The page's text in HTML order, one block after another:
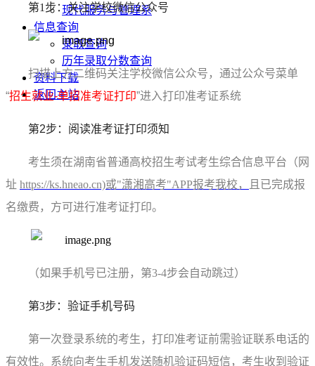
现代服务与管理系
信息查询
录取查询
历年录取分数查询
资料下载
返回主站
第1步：关注学校微信公众号
扫描上方二维码关注学校微信公众号， 通过公众号菜单
“招生就业-单招准考证打印”进入打印准考证系统
第2步：阅读准考证打印须知
考生须在湖南省普通高校招生考试考生综合信息平台（网
址 https://ks.hneao.cn)或"潇湘高考"APP报考我校，
且已完成报
名缴费，方可进行准考证打印。
（如果手机号已注册，第3-4步会自动跳过）
第3步：验证手机号码
第一次登录系统的考生，打印准考证前需验证联系电话的
有效性。系统向考生手机发送 随机验证码短信 ，考生收到验证